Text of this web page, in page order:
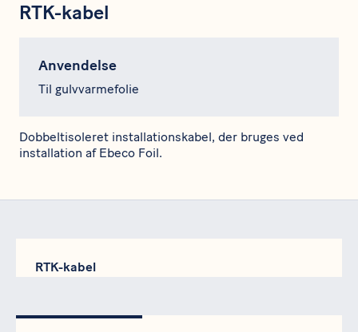
RTK-kabel
Anvendelse
Til gulvvarmefolie
Dobbeltisoleret installationskabel, der bruges ved
installation af Ebeco Foil.
RTK-kabel